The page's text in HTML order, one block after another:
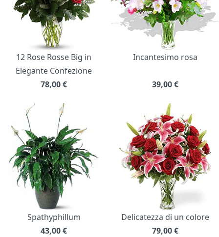
12 Rose Rosse Big in
Elegante Confezione
78,00€
Incantesimo rosa
39,00€
Spathyphillum
43,00€
Delicatezza di un colore
79,00€